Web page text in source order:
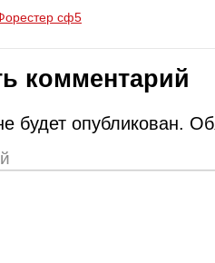
сф5
комментарий
будет опубликован.